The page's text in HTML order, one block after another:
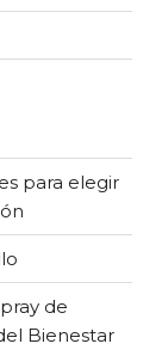
para elegir
de
Bienestar